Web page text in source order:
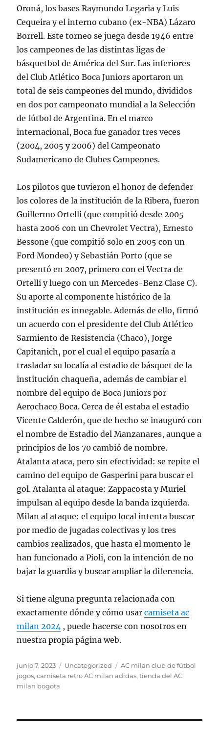
Oroná, los bases Raymundo Legaria y Luis
Cequeira y el interno cubano (ex-NBA) Lázaro
Borrell. Este torneo se juega desde 1946 entre
los campeones de las distintas ligas de
básquetbol de América del Sur. Las inferiores
del Club Atlético Boca Juniors aportaron un
total de seis campeones del mundo, divididos
en dos por campeonato mundial a la Selección
de fútbol de Argentina. En el marco
internacional, Boca fue ganador tres veces
(2004, 2005 y 2006) del Campeonato
Sudamericano de Clubes Campeones.
Los pilotos que tuvieron el honor de defender
los colores de la institución de la Ribera, fueron
Guillermo Ortelli (que compitió desde 2005
hasta 2006 con un Chevrolet Vectra), Ernesto
Bessone (que compitió solo en 2005 con un
Ford Mondeo) y Sebastián Porto (que se
presentó en 2007, primero con el Vectra de
Ortelli y luego con un Mercedes-Benz Clase C).
Su aporte al componente histórico de la
institución es innegable. Además de ello, firmó
un acuerdo con el presidente del Club Atlético
Sarmiento de Resistencia (Chaco), Jorge
Capitanich, por el cual el equipo pasaría a
trasladar su localía al estadio de básquet de la
institución chaqueña, además de cambiar el
nombre del equipo de Boca Juniors por
Aerochaco Boca. Cerca de él estaba el estadio
Vicente Calderón, que de hecho se inauguró con
el nombre de Estadio del Manzanares, aunque a
principios de los 70 cambió de nombre.
Atalanta ataca, pero sin efectividad: se repite el
camino del equipo de Gasperini para buscar el
gol. Atalanta al ataque: Zappacosta y Muriel
impulsan al equipo desde la banda izquierda.
Milan al ataque: el equipo local intenta buscar
por medio de jugadas colectivas y los tres
cambios realizados, que hasta el momento le
han funcionado a Pioli, con la intención de no
bajar la guardia y buscar ampliar la diferencia.
Si tiene alguna pregunta relacionada con
exactamente dónde y cómo usarcamiseta ac
milan 2024 , puede hacerse con nosotros en
nuestra propia página web.
Publicado
el
junio 7, 2023 Categorías
Uncategorized Etiquetas
AC milan club de fútbol
jogos,camiseta retro AC milan adidas,tienda del AC
milan bogota